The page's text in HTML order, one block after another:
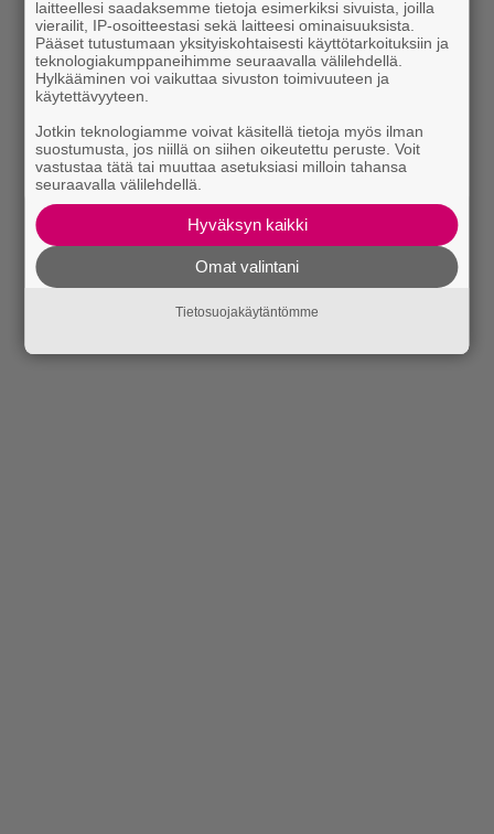
laitteellesi saadaksemme tietoja esimerkiksi sivuista, joilla
vierailit, IP-osoitteestasi sekä laitteesi ominaisuuksista.
Pääset tutustumaan yksityiskohtaisesti käyttötarkoituksiin ja
teknologiakumppaneihimme seuraavalla välilehdellä.
Hylkääminen voi vaikuttaa sivuston toimivuuteen ja
käytettävyyteen.
Jotkin teknologiamme voivat käsitellä tietoja myös ilman
suostumusta, jos niillä on siihen oikeutettu peruste. Voit
vastustaa tätä tai muuttaa asetuksiasi milloin tahansa
seuraavalla välilehdellä.
Hyväksyn kaikki
Omat valintani
Tietosuojakäytäntömme